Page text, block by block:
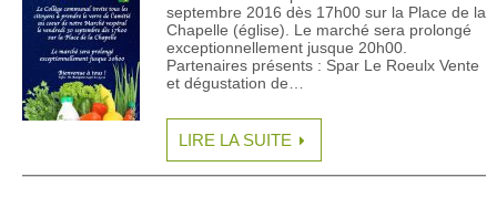
septembre 2016 dès 17h00 sur la Place de la
Chapelle (église). Le marché sera prolongé
exceptionnellement jusque 20h00.
Partenaires présents : Spar Le Roeulx Vente
et dégustation de…
LIRE LA SUITE